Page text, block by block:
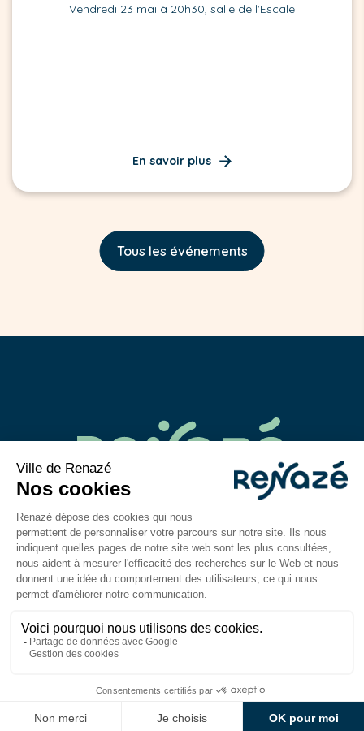
Vendredi 23 mai à 20h30, salle de l'Escale
En savoir plus
Tous les événements
02 43 06 40 14
contact@mairie-renaze.fr
Place de l'Europe BP 01
53 800 Renazé
Du lundi au mercredi : 9h-12h30 / 14h–18h
Mentions légales
Accessibilité : partiellement
conforme